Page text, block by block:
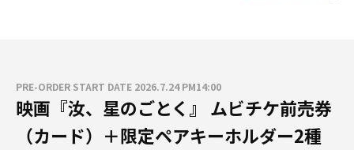
PRE-ORDER START DATE 2026.7.24 PM14:00
映画『汝、星のごとく』 ムビチケ前売券
（カード）＋限定ペアキーホルダー2種